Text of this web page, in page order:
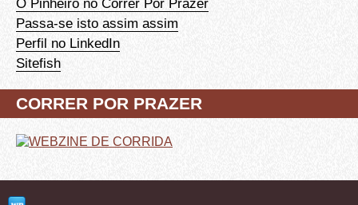
Passa-se isto assim assim
Perfil no LinkedIn
Sitefish
CORRER POR PRAZER